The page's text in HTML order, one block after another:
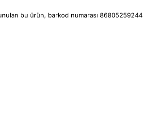
bu ürün, barkod numarası